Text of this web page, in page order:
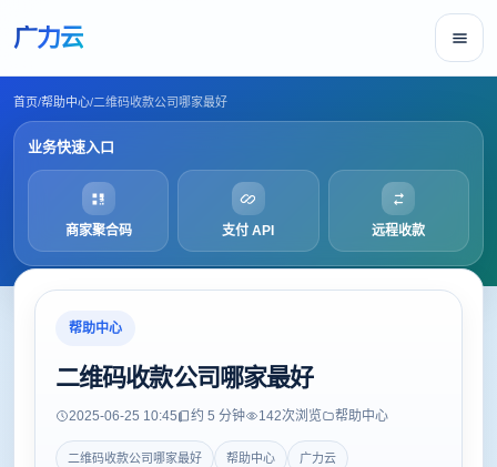
广力云
首页/帮助中心/二维码收款公司哪家最好
业务快速入口
商家聚合码 支付 API 远程收款
帮助中心
二维码收款公司哪家最好
2025-06-25 10:45 约 5 分钟 142次浏览 帮助中心
二维码收款公司哪家最好 帮助中心 广力云